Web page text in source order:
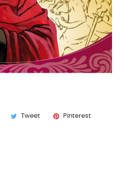
Tweet Pinterest